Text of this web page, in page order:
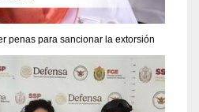
penas para sancionar la extorsión